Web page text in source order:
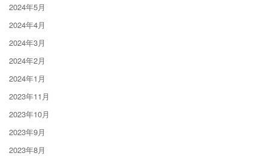
2024年5月
2024年4月
2024年3月
2024年2月
2024年1月
2023年11月
2023年10月
2023年9月
2023年8月